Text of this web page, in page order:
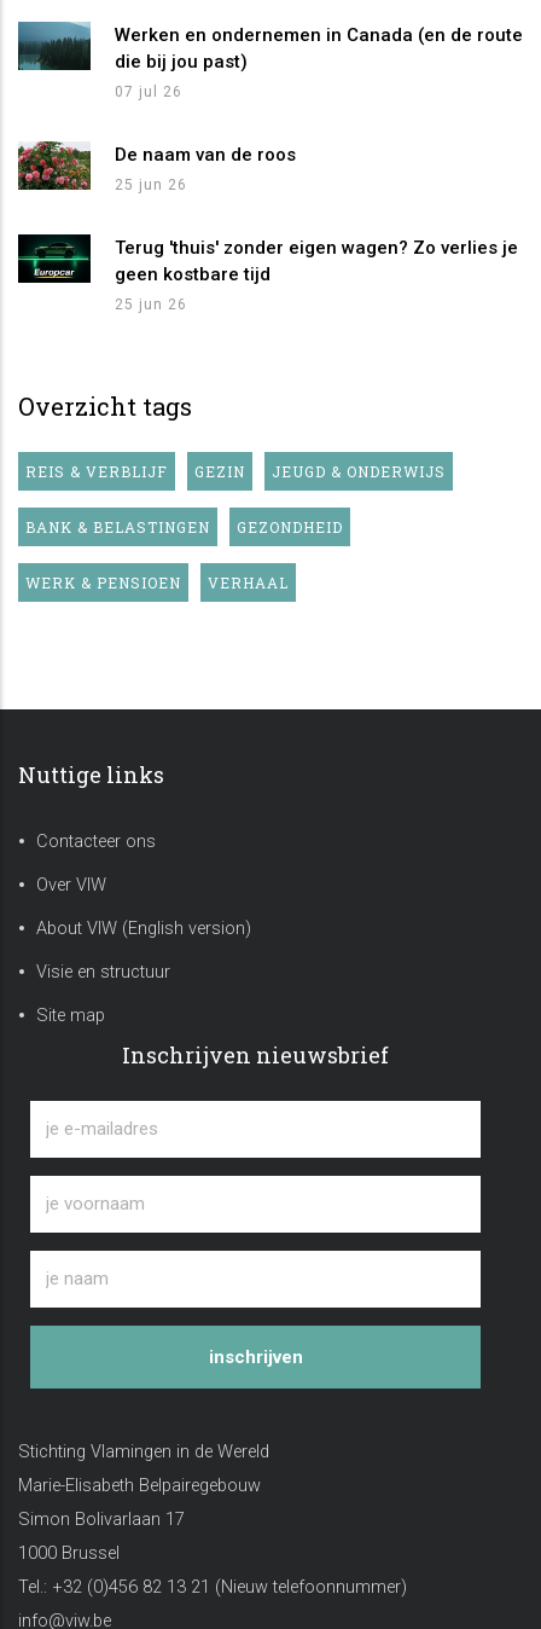
Werken en ondernemen in Canada (en de route
die bij jou past)
07 jul 26
De naam van de roos
25 jun 26
Terug 'thuis' zonder eigen wagen? Zo verlies je
geen kostbare tijd
25 jun 26
Overzicht tags
REIS & VERBLIJF GEZIN JEUGD & ONDERWIJS
BANK & BELASTINGEN GEZONDHEID
WERK & PENSIOEN VERHAAL
Nuttige links
Contacteer ons
Over VIW
About VIW (English version)
Visie en structuur
Site map
Inschrijven nieuwsbrief
inschrijven
Stichting Vlamingen in de Wereld
Marie-Elisabeth Belpairegebouw
Simon Bolivarlaan 17
1000 Brussel
Tel.: +32 (0)456 82 13 21 (Nieuw telefoonnummer)
info@viw.be